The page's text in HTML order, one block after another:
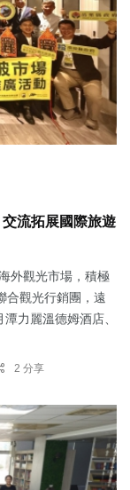
流拓展國際旅遊
外觀光市場，積極
合觀光行銷團，遠
力麗溫德姆酒店、
2 分享